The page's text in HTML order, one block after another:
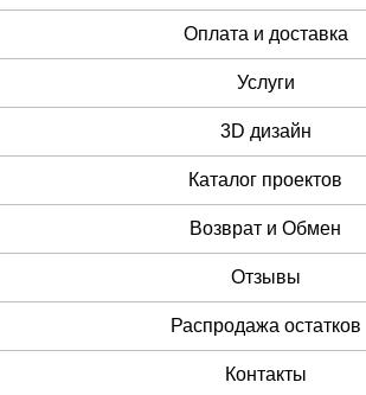
Оплата и доставка
Услуги
3D дизайн
Каталог проектов
Возврат и Обмен
Отзывы
Распродажа остатков
Контакты